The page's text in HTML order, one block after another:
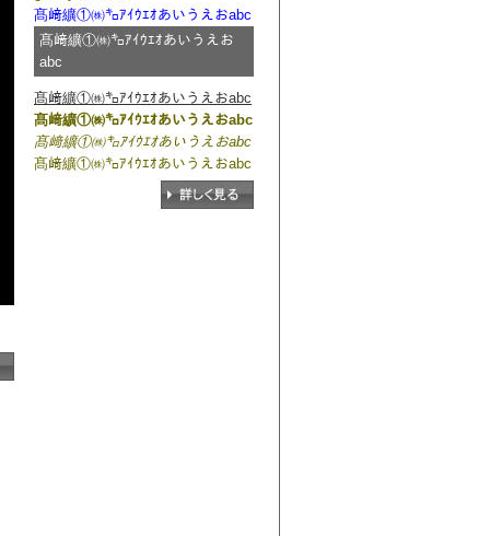
髙﨑纊①㈱㌔ｱｲｳｴｵあいうえおabc
髙﨑纊①㈱㌔ｱｲｳｴｵあいうえお
abc
髙﨑纊①㈱㌔ｱｲｳｴｵあいうえおabc
髙﨑纊①㈱㌔ｱｲｳｴｵあいうえおabc
髙﨑纊①㈱㌔ｱｲｳｴｵあいうえおabc
髙﨑纊①㈱㌔ｱｲｳｴｵあいうえおabc